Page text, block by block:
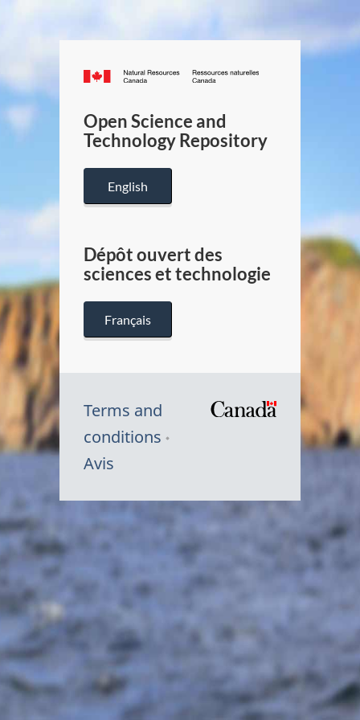
Canada.ca
/
Canada
Open Science and
Technology Repository
English
Dépôt ouvert des
sciences et technologie
Français
Terms and
conditions
Avis
Symbole
Canada